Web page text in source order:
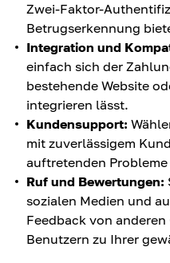
Zwei-Faktor-
Betrugserkennung
Integration und
einfach sich der
bestehende Website
integrieren lässt.
Kundensupport:
mit zuverlässigem
auftretenden
Ruf und Bewertungen:
sozialen Medien und
Feedback von
Benutzern zu Ihrer